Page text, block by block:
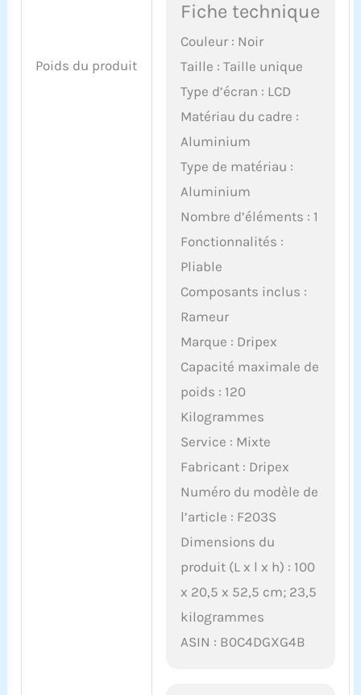
Poids du produit
Fiche technique
Couleur : Noir
Taille : Taille unique
Type d’écran : LCD
Matériau du cadre :
Aluminium
Type de matériau :
Aluminium
Nombre d’éléments : 1
Fonctionnalités :
Pliable
Composants inclus :
Rameur
Marque : Dripex
Capacité maximale de
poids : 120
Kilogrammes
Service : Mixte
Fabricant : Dripex
Numéro du modèle de
l’article : F203S
Dimensions du
produit (L x l x h) : 100
x 20,5 x 52,5 cm; 23,5
kilogrammes
ASIN : B0C4DGXG4B